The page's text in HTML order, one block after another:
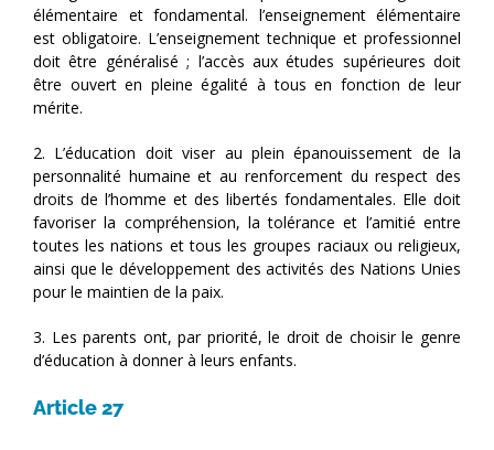
élémentaire et fondamental. l’enseignement élémentaire
est obligatoire. L’enseignement technique et professionnel
doit être généralisé ; l’accès aux études supérieures doit
être ouvert en pleine égalité à tous en fonction de leur
mérite.
2. L’éducation doit viser au plein épanouissement de la
personnalité humaine et au renforcement du respect des
droits de l’homme et des libertés fondamentales. Elle doit
favoriser la compréhension, la tolérance et l’amitié entre
toutes les nations et tous les groupes raciaux ou religieux,
ainsi que le développement des activités des Nations Unies
pour le maintien de la paix.
3. Les parents ont, par priorité, le droit de choisir le genre
d’éducation à donner à leurs enfants.
Article 27